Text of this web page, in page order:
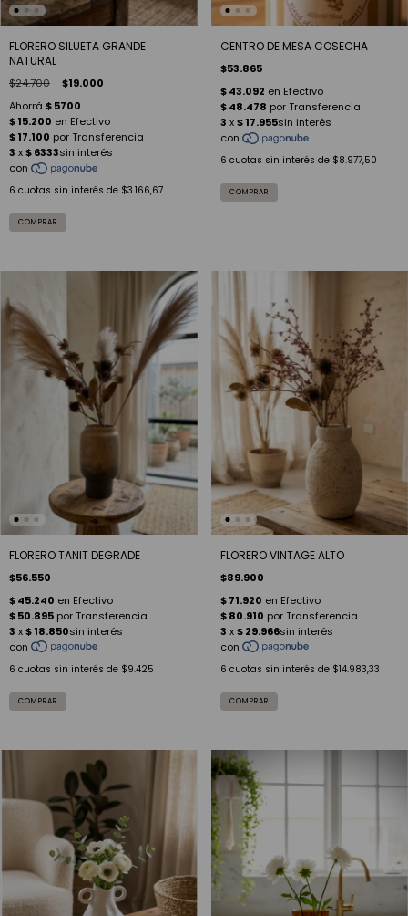
FLORERO SILUETA GRANDE
NATURAL
$24.700 $19.000
6 cuotas sin interés de $3.166,67
CENTRO DE MESA COSECHA
$53.865
6 cuotas sin interés de $8.977,50
FLORERO TANIT DEGRADE
$56.550
6 cuotas sin interés de $9.425
FLORERO VINTAGE ALTO
$89.900
6 cuotas sin interés de $14.983,33